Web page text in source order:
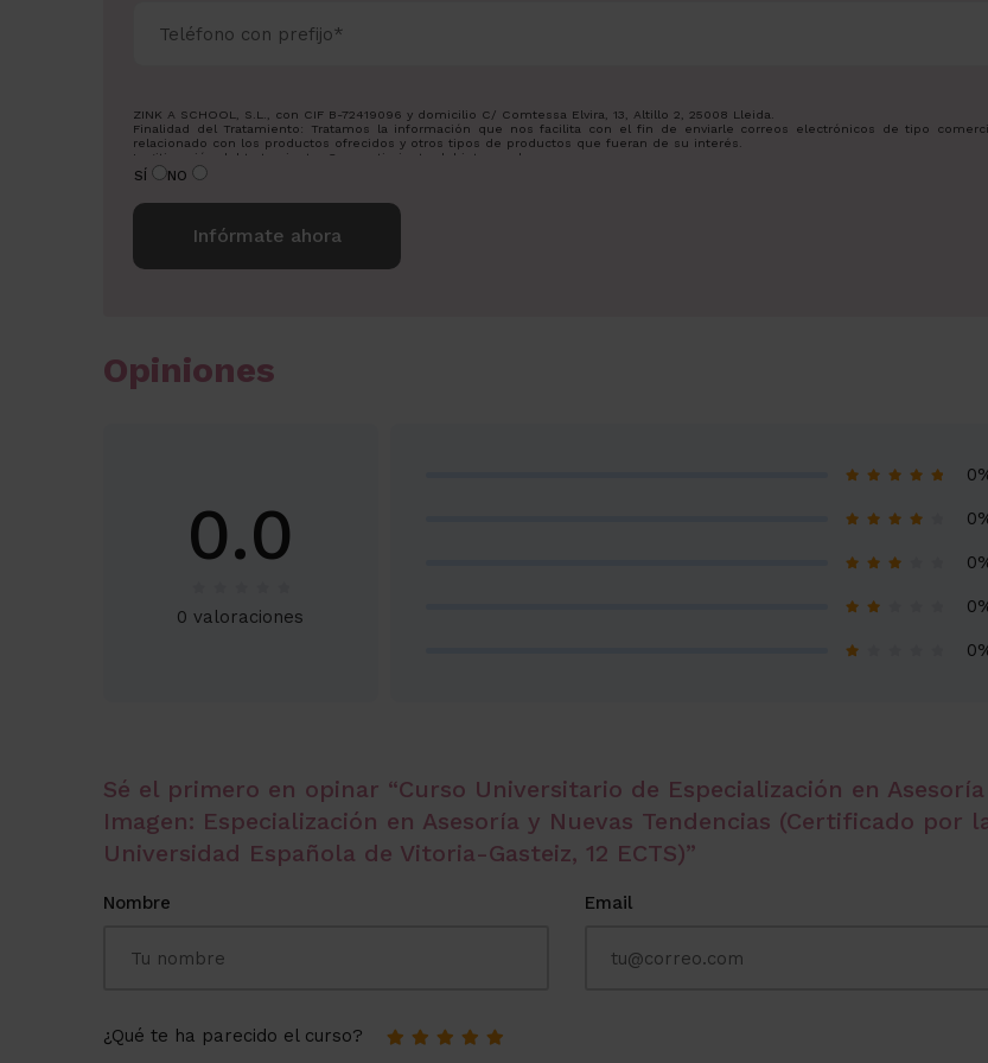
ZINK A SCHOOL, S.L., con CIF B-72419096 y domicilio C/ Comtessa Elvira, 13, Altillo 2, 25008 Lleida.
Finalidad del Tratamiento: Tratamos la información que nos facilita con el fin de enviarle correos electrónicos de tipo
relacionado con los productos ofrecidos y otros tipos de productos que fueran de su interés.
Legitimación del tratamiento: Consentimiento del interesado.
Derechos: Puede ejercitar sus derechos identificándose suficientemente, dirigiéndose a la dirección info@zowaeducation.lat.
Desea recibir información sobre nuestros productos:
SÍ NO
Opiniones
0.0
0 valoraciones
Sé el primero en opinar “Curso Universitario de Especialización en
Imagen: Especialización en Asesoría y Nuevas Tendencias (Certificado por
Universidad Española de Vitoria-Gasteiz, 12 ECTS)”
Nombre Email
¿Qué te ha parecido el curso?